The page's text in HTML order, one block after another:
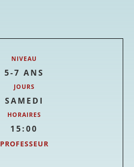
NIVEAU
5-7 ANS
JOURS
SAMEDI
HORAIRES
15:00
PROFESSEUR